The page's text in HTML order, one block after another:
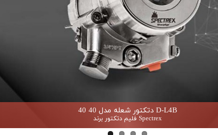
دتکتور شعله مدل 40 40 D-L4B
فلیم دتکتور برند Spectrex